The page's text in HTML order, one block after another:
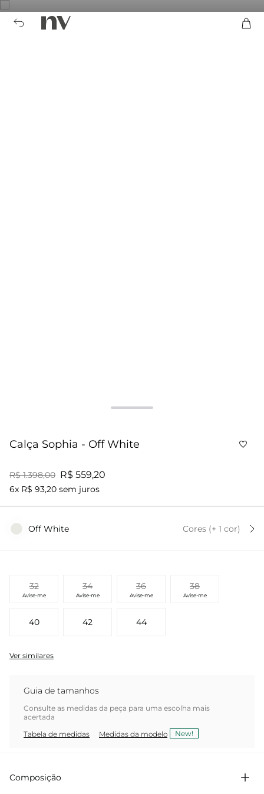
Calça Sophia - Off White
R$ 1.398,00 R$ 559,20
6x R$ 93,20 sem juros
Off White Cores (+ 1 cor)
32
Avise-me
34
Avise-me
36
Avise-me
38
Avise-me
40 42 44
Ver similares
Guia de tamanhos
Consulte as medidas da peça para uma escolha mais
acertada
Tabela de medidas
Medidas da modelo New!
Composição